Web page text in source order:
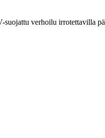
verhoilu irrotettavilla